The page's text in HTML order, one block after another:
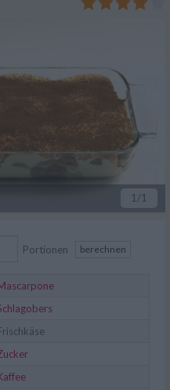
zubereiten.
1 /1
Portionen berechnen